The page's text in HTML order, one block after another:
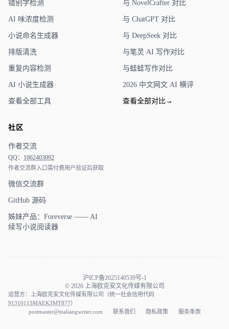
错别字检测
AI 味浓度检测
小说命名生成器
排版清洗
重复内容检测
AI 小说生成器
查看全部工具
与 NovelCrafter 对比
与 ChatGPT 对比
与 DeepSeek 对比
与笔灵 AI 写作对比
与蛙蛙写作对比
2026 中文网文 AI 横评
查看全部对比→
社区
作者交流
QQ： 1062403092
作者交流群入口需付费用户验证后获取
微信交流群
GitHub 源码
姊妹产品：Foreverse —— AI
续写小说阅读器
沪ICP备2025140539号-1
© 2026 上海欧克安文化传媒有限公司
运营方：上海欧克安文化传媒有限公司（统一社会信用代码
91310113MAEK3MT877）
postmaster@maliangwriter.com
· 联系我们 · 隐私政策 · 服务条款